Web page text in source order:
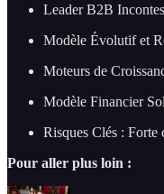
Leader B2B
Modèle Évolutif et
Moteurs de
Modèle Financier
Risques Clés : Forte
Pour aller plus loin :